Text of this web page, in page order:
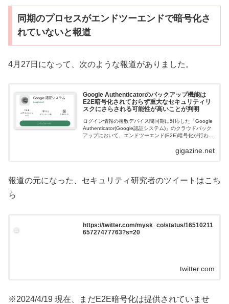
同期のプロセスがエンドツーエンドで暗号化さ
れていないと報道
4月27日になって、次のような報道がありました。
Google Authenticatorのバックアップ機能は
E2E暗号化されておらず重大なセキュリティリ
スクにさらされる可能性が高いことが判明
ログイン情報の複数デバイス間同期に対応した「Google
Authenticator(Google認証システム)」のクラウドバック
アップにおいて、エンドツーエンド(E2E)暗号化が行われ
gigazine.net
報道の元になった、セキュリティ研究者のツイートはこち
ら
https://twitter.com/mysk_co/status/16510211
65727477763?s=20
twitter.com
※2024/4/19 現在、まだE2E暗号化は提供されていませ